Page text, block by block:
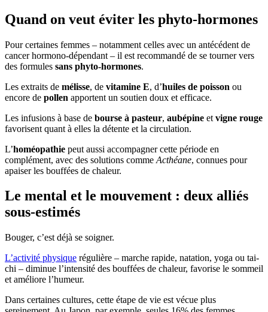
Quand on veut éviter les phyto-hormones
Pour certaines femmes – notamment celles avec un antécédent de
cancer hormono-dépendant – il est recommandé de se tourner vers
des formules sans phyto-hormones.
Les extraits de mélisse, de vitamine E, d’huiles de poisson ou
encore de pollen apportent un soutien doux et efficace.
Les infusions à base de bourse à pasteur, aubépine et vigne rouge
favorisent quant à elles la détente et la circulation.
L’homéopathie peut aussi accompagner cette période en
complément, avec des solutions comme Acthéane, connues pour
apaiser les bouffées de chaleur.
Le mental et le mouvement : deux alliés
sous-estimés
Bouger, c’est déjà se soigner.
L’activité physique régulière – marche rapide, natation, yoga ou tai-
chi – diminue l’intensité des bouffées de chaleur, favorise le sommeil
et améliore l’humeur.
Dans certaines cultures, cette étape de vie est vécue plus